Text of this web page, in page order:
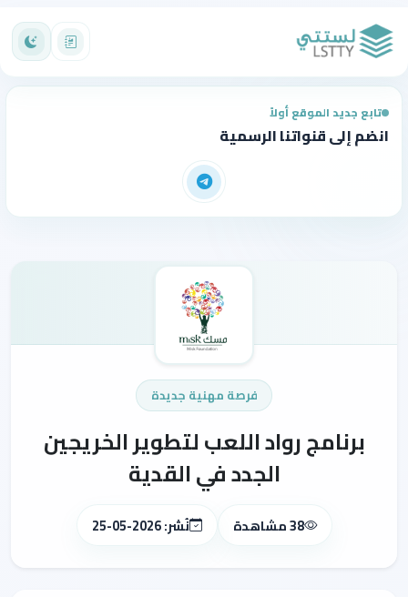
تابع جديد الموقع أولاً
انضم إلى قنواتنا الرسمية
فرصة مهنية جديدة
برنامج رواد اللعب لتطوير الخريجين
الجدد في القدية
38 مشاهدة نُشر: 2026-05-25